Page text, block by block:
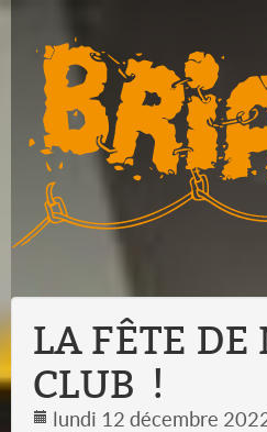
Bourse
au
matériel
LA FÊTE DE
CLUB !
lundi 12 décembre